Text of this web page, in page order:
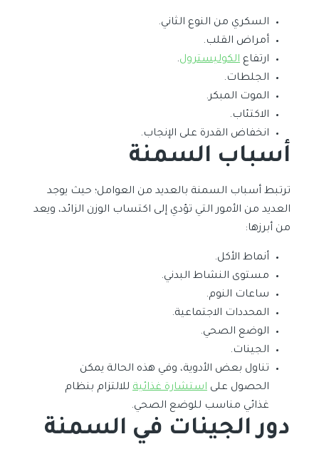
السكري من النوع الثاني.
أمراض القلب.
ارتفاع الكوليسترول.
الجلطات.
الموت المبكر.
الاكتئاب.
انخفاض القدرة على الإنجاب.
أسباب السمنة
ترتبط أسباب السمنة بالعديد من العوامل؛ حيث يوجد
العديد من الأمور التي تؤدي إلى اكتساب الوزن الزائد، ويعد
من أبرزها:
أنماط الأكل.
مستوى النشاط البدني.
ساعات النوم.
المحددات الاجتماعية.
الوضع الصحي.
الجينات.
تناول بعض الأدوية، وفي هذه الحالة يمكن
الحصول على استشارة غذائية للالتزام بنظام
غذائي مناسب للوضع الصحي.
دور الجينات في السمنة